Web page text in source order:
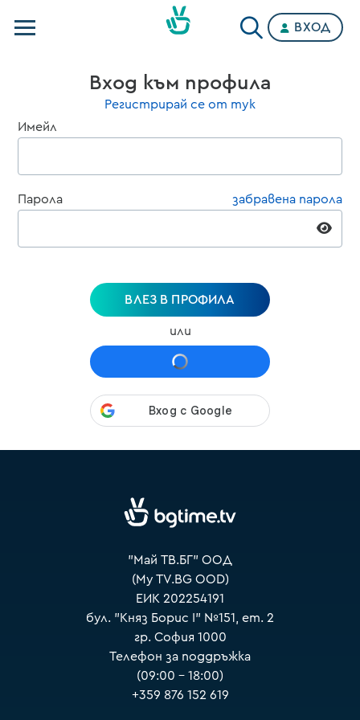
Категории
ВХОД
Вход към профила
Регистрирай се от тук
Имейл
Парола забравена парола
ВЛЕЗ В ПРОФИЛА
или
"Май ТВ.БГ" ООД
(My TV.BG OOD)
ЕИК 202254191
бул. "Княз Борис I" №151, ет. 2
гр. София 1000
Телефон за поддръжка
(09:00 – 18:00)
+359 876 152 619